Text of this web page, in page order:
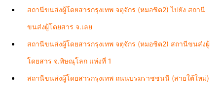
สถานีขนส่งผู้โดยสารกรุงเทพ จตุจักร (หมอชิต2) ไปยัง สถานี
ขนส่งผู้โดยสาร จ.เลย
สถานีขนส่งผู้โดยสารกรุงเทพ จตุจักร (หมอชิต2) สถานีขนส่งผู้
โดยสาร จ.พิษณุโลก แห่งที่ 1
สถานีขนส่งผู้โดยสารกรุงเทพ ถนนบรมราชชนนี (สายใต้ใหม่)